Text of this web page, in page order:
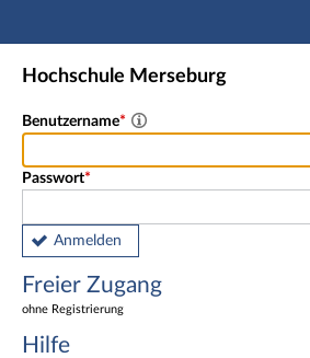
Hauptnavigation
Freier Zugang
Nutzerdaten abrufen
Fußzeile
Hochschule Merseburg
Benutzername
Passwort
Anmelden
Freier Zugang
ohne Registrierung
Hilfe